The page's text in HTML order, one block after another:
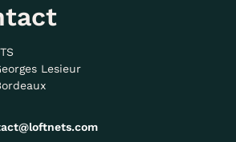
Lesieur